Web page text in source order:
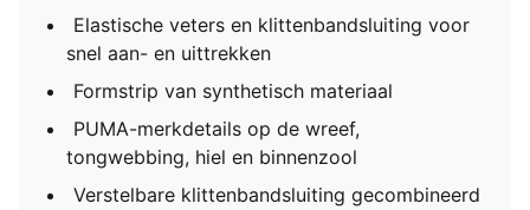
Elastische veters en klittenbandsluiting voor
snel aan- en uittrekken
Formstrip van synthetisch materiaal
PUMA-merkdetails op de wreef,
tongwebbing, hiel en binnenzool
Verstelbare klittenbandsluiting gecombineerd